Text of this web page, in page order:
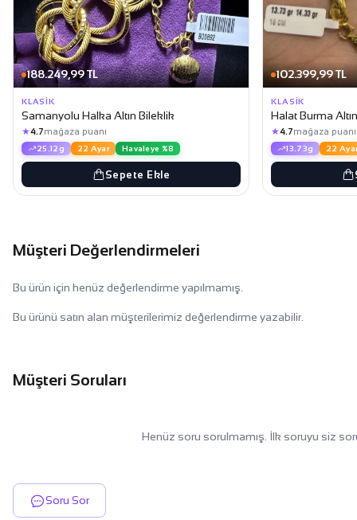
188.249,99 TL
KLASIK
Samanyolu Halka Altın Bileklik
★4.7mağaza puanı
25.12g 22 Ayar Havaleye %8
Sepete Ekle
102.399,99 TL
KLASIK
Halat Burma
★4.7mağaza puanı
13.73g 22
Müşteri Değerlendirmeleri
Bu ürün için henüz değerlendirme yapılmamış.
Bu ürünü satın alan müşterilerimiz değerlendirme yazabilir.
Müşteri Soruları
Henüz soru sorulmamış. İlk soruyu siz
Soru Sor